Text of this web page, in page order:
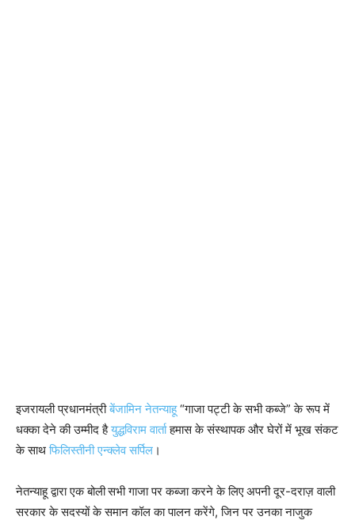
इजरायली प्रधानमंत्रीबेंजामिन नेतन्याहू“गाजा पट्टी के सभी कब्जे” के रूप में
धक्का देने की उम्मीद हैयुद्धविराम वार्ताहमास के संस्थापक और घेरों में भूख संकट
के साथफिलिस्तीनी एन्क्लेव सर्पिल ।
नेतन्याहू द्वारा एक बोलीसभी गाजा पर कब्जा करने के लिएअपनी दूर-दराज़ वाली
सरकार के सदस्यों के समान कॉल का पालन करेंगे, जिन पर उनका नाजुक